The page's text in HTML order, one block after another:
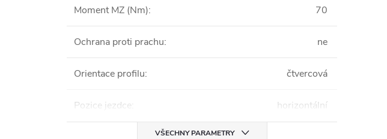
Moment MZ (Nm): 70
Ochrana proti prachu: ne
Orientace profilu: čtvercová
Pozice jezdce: horizontální
VŠECHNY PARAMETRY